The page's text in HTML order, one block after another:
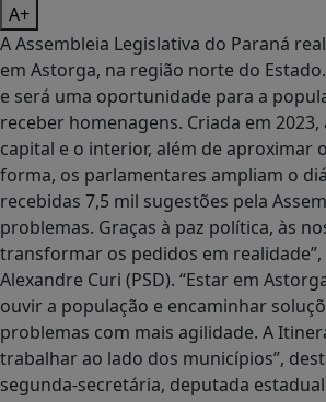
A+
A Assembleia Legislativa do Paraná
em Astorga, na região norte do
e será uma oportunidade para a
receber homenagens. Criada em
capital e o interior, além de aproximar
forma, os parlamentares ampliam o
recebidas 7,5 mil sugestões pela
problemas. Graças à paz política, às
transformar os pedidos em
Alexandre Curi (PSD). “Estar em
ouvir a população e encaminhar
problemas com mais agilidade. A
trabalhar ao lado dos municípios”,
segunda-secretária, deputada